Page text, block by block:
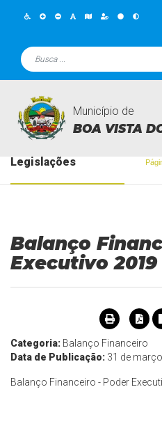
Município de
BOA VISTA
Legislações
Balanço
Executivo 2019
Categoria: Balanço Financeiro
Data de Publicação: 31 de
Balanço Financeiro - Poder